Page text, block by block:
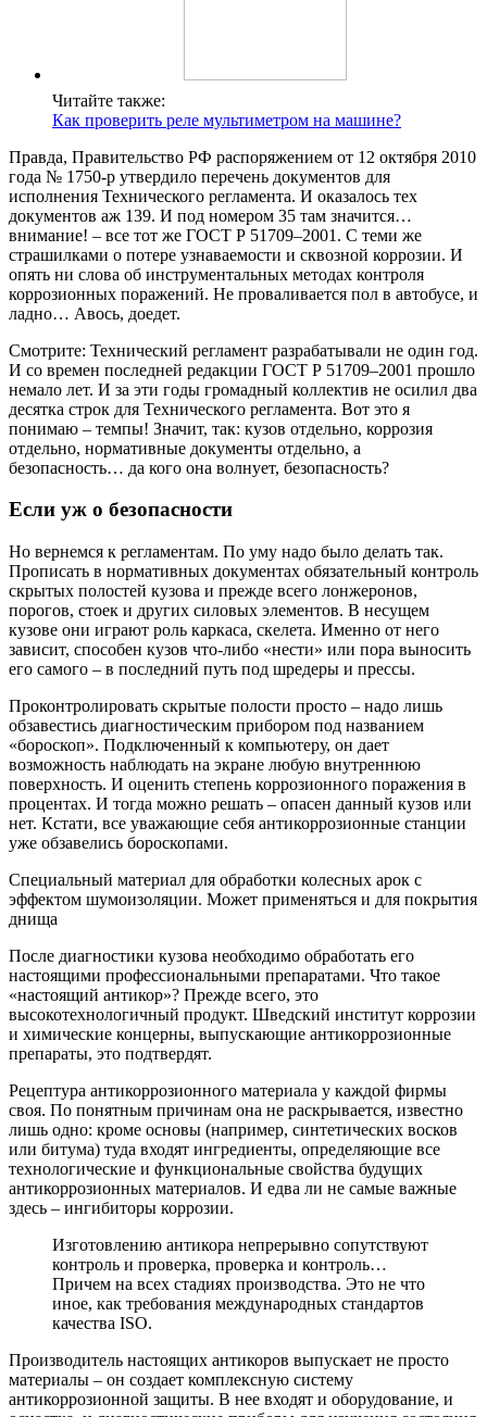
Читайте также:
Как проверить реле мультиметром на машине?
Правда, Правительство РФ распоряжением от 12 октября 2010
года № 1750-р утвердило перечень документов для
исполнения Технического регламента. И оказалось тех
документов аж 139. И под номером 35 там значится…
внимание! – все тот же ГОСТ Р 51709–2001. С теми же
страшилками о потере узнаваемости и сквозной коррозии. И
опять ни слова об инструментальных методах контроля
коррозионных поражений. Не проваливается пол в автобусе, и
ладно… Авось, доедет.
Смотрите: Технический регламент разрабатывали не один год.
И со времен последней редакции ГОСТ Р 51709–2001 прошло
немало лет. И за эти годы громадный коллектив не осилил два
десятка строк для Технического регламента. Вот это я
понимаю – темпы! Значит, так: кузов отдельно, коррозия
отдельно, нормативные документы отдельно, а
безопасность… да кого она волнует, безопасность?
Если уж о безопасности
Но вернемся к регламентам. По уму надо было делать так.
Прописать в нормативных документах обязательный контроль
скрытых полостей кузова и прежде всего лонжеронов,
порогов, стоек и других силовых элементов. В несущем
кузове они играют роль каркаса, скелета. Именно от него
зависит, способен кузов что-либо «нести» или пора выносить
его самого – в последний путь под шредеры и прессы.
Проконтролировать скрытые полости просто – надо лишь
обзавестись диагностическим прибором под названием
«бороскоп». Подключенный к компьютеру, он дает
возможность наблюдать на экране любую внутреннюю
поверхность. И оценить степень коррозионного поражения в
процентах. И тогда можно решать – опасен данный кузов или
нет. Кстати, все уважающие себя антикоррозионные станции
уже обзавелись бороскопами.
Специальный материал для обработки колесных арок с
эффектом шумоизоляции. Может применяться и для покрытия
днища
После диагностики кузова необходимо обработать его
настоящими профессиональными препаратами. Что такое
«настоящий антикор»? Прежде всего, это
высокотехнологичный продукт. Шведский институт коррозии
и химические концерны, выпускающие антикоррозионные
препараты, это подтвердят.
Рецептура антикоррозионного материала у каждой фирмы
своя. По понятным причинам она не раскрывается, известно
лишь одно: кроме основы (например, синтетических восков
или битума) туда входят ингредиенты, определяющие все
технологические и функциональные свойства будущих
антикоррозионных материалов. И едва ли не самые важные
здесь – ингибиторы коррозии.
Изготовлению антикора непрерывно сопутствуют
контроль и проверка, проверка и контроль…
Причем на всех стадиях производства. Это не что
иное, как требования международных стандартов
качества ISO.
Производитель настоящих антикоров выпускает не просто
материалы – он создает комплексную систему
антикоррозионной защиты. В нее входят и оборудование, и